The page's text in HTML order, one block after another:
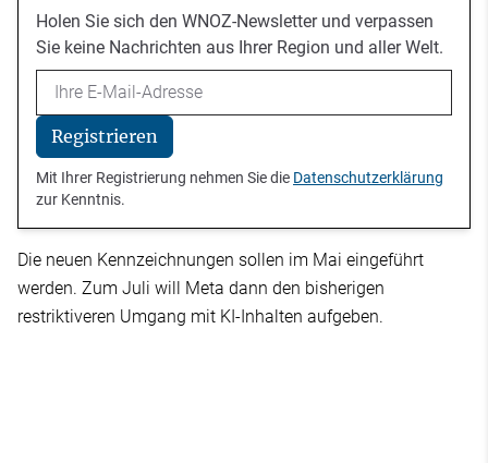
Holen Sie sich den WNOZ-Newsletter und verpassen
Sie keine Nachrichten aus Ihrer Region und aller Welt.
Email
Registrieren
Mit Ihrer Registrierung nehmen Sie die Datenschutzerklärung
zur Kenntnis.
Die neuen Kennzeichnungen sollen im Mai eingeführt
werden. Zum Juli will Meta dann den bisherigen
restriktiveren Umgang mit KI-Inhalten aufgeben.